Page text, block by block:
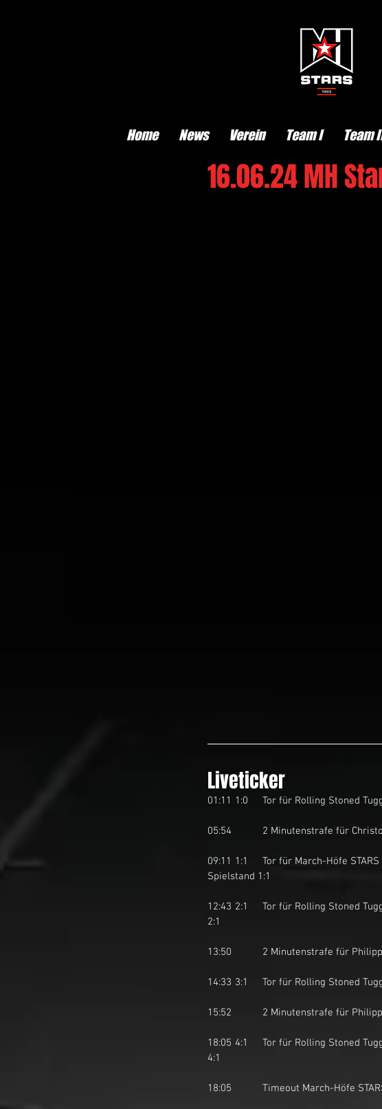
Home News Verein Team I Team
16.06.24 MH
Liveticker
01:11	1:0	Tor für Rolling
05:54		2 Minutenstrafe für
09:11	1:1	Tor für March-Höfe STARS I durch Sebastian Schwarzgruber auf Pass von Philipp Hensler. Neuer
Spielstand 1:1
12:43	2:1	Tor für Rolling Stoned Tuggen I durch Marco Benz auf Pass von Patrick Düggelin. Neuer Spielstand
2:1
13:50		2 Minutenstrafe für
14:33	3:1	Tor für Rolling
15:52		2 Minutenstrafe für
18:05	4:1	Tor für Rolling Stoned Tuggen I durch Patrick Düggelin auf Pass von Shahry Amini. Neuer Spielstand
4:1
18:05		Timeout March-Höfe